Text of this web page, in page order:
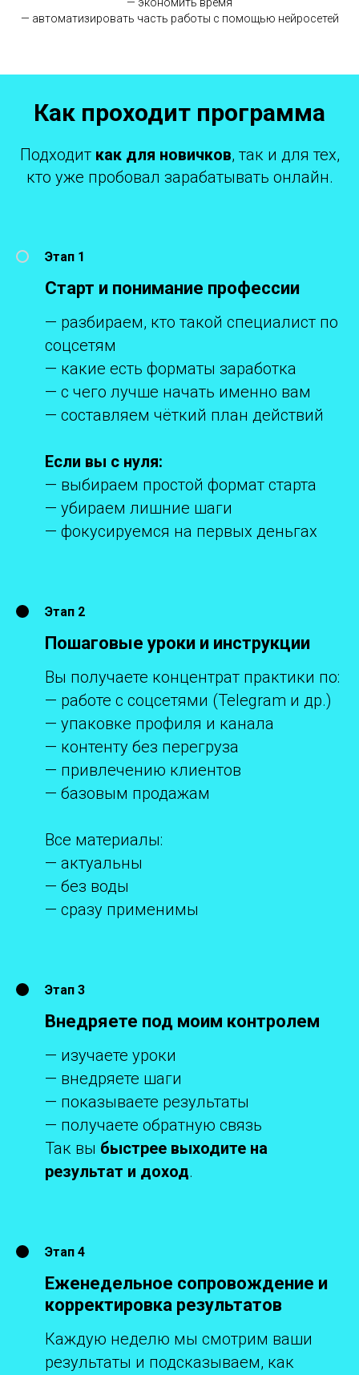
— автоматизировать часть работы с помощью нейросетей
Как проходит программа
Подходит как для новичков, так и для тех,
кто уже пробовал зарабатывать онлайн.
Этап 1
Старт и понимание профессии
— разбираем, кто такой специалист по
соцсетям
— какие есть форматы заработка
— с чего лучше начать именно вам
— составляем чёткий план действий
Если вы с нуля:
— выбираем простой формат старта
— убираем лишние шаги
— фокусируемся на первых деньгах
Этап 2
Пошаговые уроки и инструкции
Вы получаете концентрат практики по:
— работе с соцсетями (Telegram и др.)
— упаковке профиля и канала
— контенту без перегруза
— привлечению клиентов
— базовым продажам
Все материалы:
— актуальны
— без воды
— сразу применимы
Этап 3
Внедряете под моим контролем
— изучаете уроки
— внедряете шаги
— показываете результаты
— получаете обратную связь
Так вы быстрее выходите на
результат и доход.
Этап 4
Еженедельное сопровождение и
корректировка результатов
Каждую неделю мы смотрим ваши
результаты и подсказываем, как